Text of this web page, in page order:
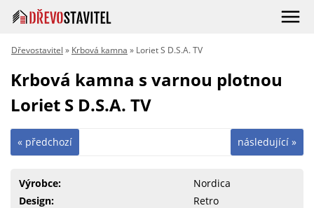
Dřevostavitel » Krbová kamna » Loriet S D.S.A. TV
Krbová kamna s varnou plotnou
Loriet S D.S.A. TV
následující »
« předchozí
Výrobce:
Nordica
Design:
Retro